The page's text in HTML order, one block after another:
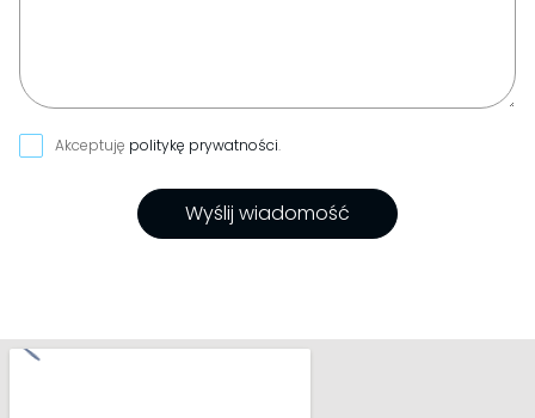
Akceptuję politykę prywatności.
Wyślij wiadomość